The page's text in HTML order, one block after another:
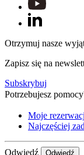
Otrzymuj nasze
Zapisz się na
Subskrybuj
Potrzebujesz
Moje
Najczęściej
Odwiedź Odwiedź